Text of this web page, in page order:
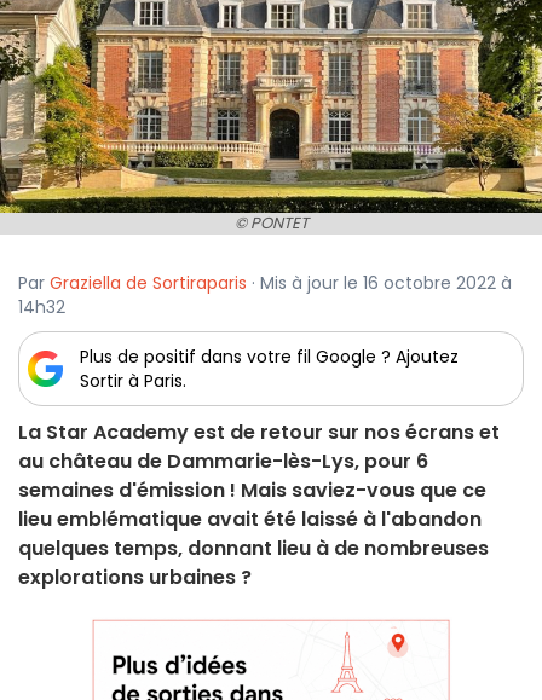
© PONTET
Par Graziella de Sortiraparis · Mis à jour le 16 octobre 2022 à
14h32
Plus de positif dans votre fil Google ? Ajoutez
Sortir à Paris.
La Star Academy est de retour sur nos écrans et
au château de Dammarie-lès-Lys, pour 6
semaines d'émission ! Mais saviez-vous que ce
lieu emblématique avait été laissé à l'abandon
quelques temps, donnant lieu à de nombreuses
explorations urbaines ?